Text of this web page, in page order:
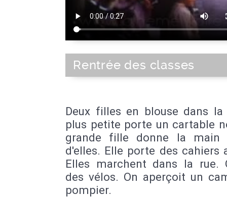
Rentrée des classes
Deux filles en blouse dans la
plus petite porte un cartable
grande fille donne la main
d'elles. Elle porte des cahiers
Elles marchent dans la rue.
des vélos. On aperçoit un
pompier.